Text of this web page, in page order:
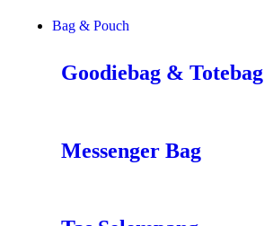
Bag & Pouch
Goodiebag & Totebag
Messenger Bag